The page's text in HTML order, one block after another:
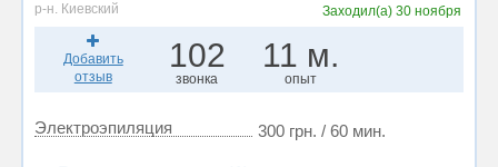
р-н. Киевский Заходил(а)30 ноября
Добавить
отзыв
102
звонка
11 м.
опыт
Электроэпиляция 300 грн. / 60 мин.